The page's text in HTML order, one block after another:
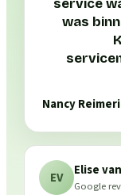
service
was
Nancy
EV Elise
Google